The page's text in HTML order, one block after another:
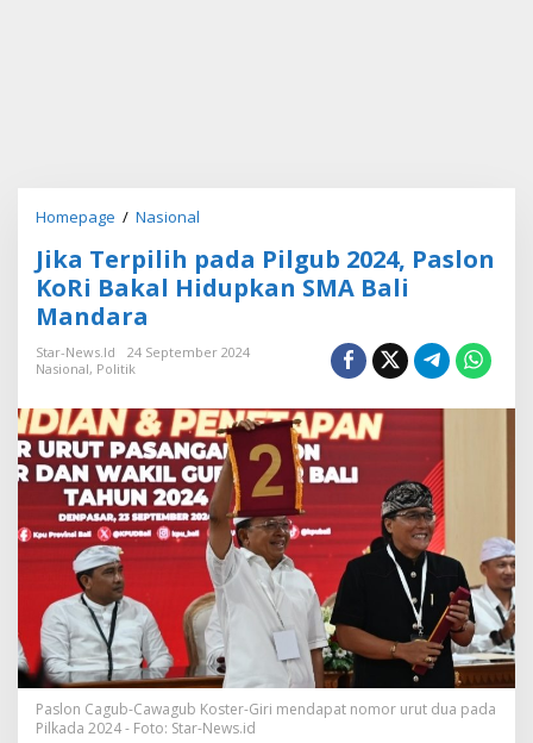
Homepage / Nasional
k
a
T
r
l
i
h
p
a
d
a
P
l
g
u
b
2
0
2
Jika Terpilih pada Pilgub 2024, Paslon
KoRi Bakal Hidupkan SMA Bali
Mandara
Star-News.id
24 September 2024
Nasional, Politik
Paslon Cagub-Cawagub Koster-Giri mendapat nomor urut dua pada
Pilkada 2024 - Foto: Star-News.id